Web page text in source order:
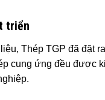
triển
Thép TGP đã đặt
cung ứng đều được